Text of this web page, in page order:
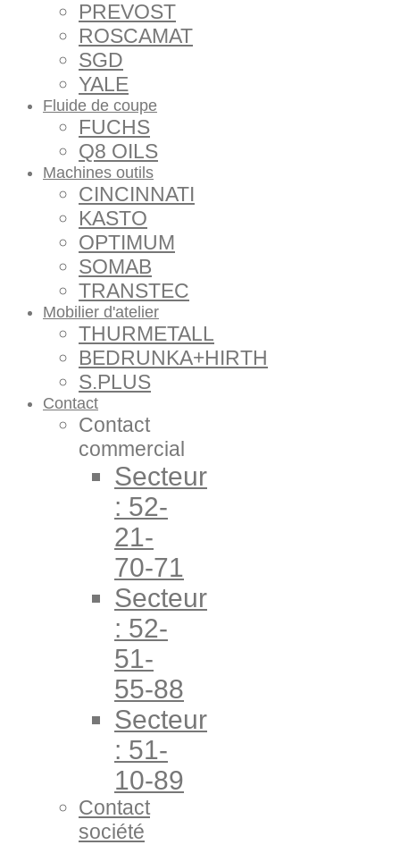
PREVOST
ROSCAMAT
SGD
YALE
Fluide de coupe
FUCHS
Q8 OILS
Machines outils
CINCINNATI
KASTO
OPTIMUM
SOMAB
TRANSTEC
Mobilier d'atelier
THURMETALL
BEDRUNKA+HIRTH
S.PLUS
Contact
Contact
commercial
Secteur
: 52-
21-
70-71
Secteur
: 52-
51-
55-88
Secteur
: 51-
10-89
Contact
société